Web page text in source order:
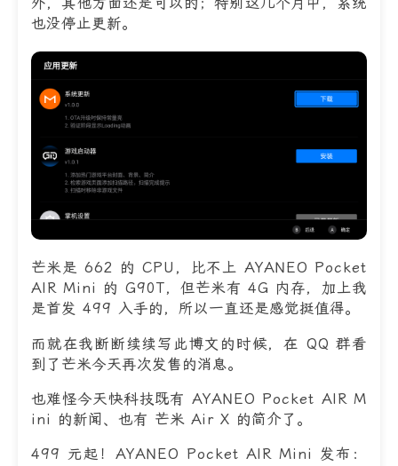
也没停止更新。
芒米是 662 的 CPU，比不上 AYANEO Pocket
AIR Mini 的 G90T，但芒米有 4G 内存，加上我
是首发 499 入手的，所以一直还是感觉挺值得。
而就在我断断续续写此博文的时候，在 QQ 群看
到了芒米今天再次发售的消息。
也难怪今天快科技既有 AYANEO Pocket AIR M
ini 的新闻、也有 芒米 Air X 的简介了。
499 元起！AYANEO Pocket AIR Mini 发布：